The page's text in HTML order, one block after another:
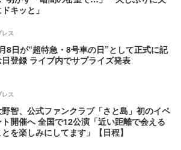
キッと」
レス
8日が“超特急・8号車の日”として正式に記
登録 ライブ内でサプライズ発表
レス
野智、公式ファンクラブ「さと島」初のイベ
ト開催へ 全国で12公演「近い距離で会える
とを楽しみにしてます」【日程】